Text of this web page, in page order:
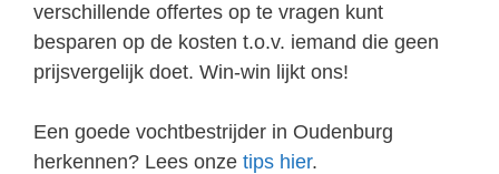
verschillende offertes op te vragen kunt
besparen op de kosten t.o.v. iemand die geen
prijsvergelijk doet. Win-win lijkt ons!
Een goede vochtbestrijder in Oudenburg
herkennen? Lees onze tips hier.